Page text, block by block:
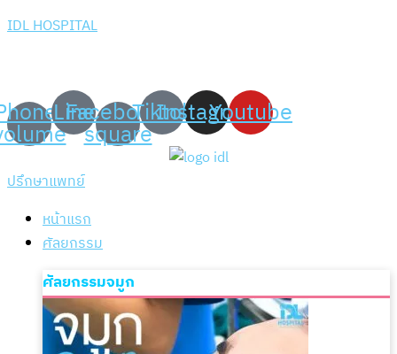
IDL HOSPITAL
Line
Facebook-
square
Tiktok
Instagram
Youtube
ปรึกษาแพทย์
หน้าแรก
ศัลยกรรม
ศัลยกรรมจมูก